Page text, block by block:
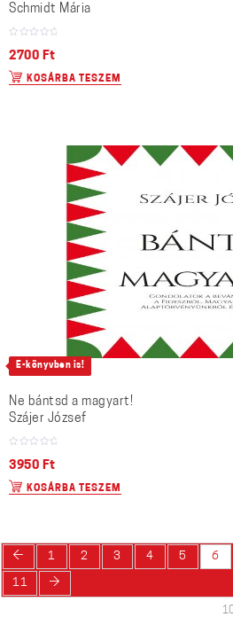
Schmidt Mária
2700 Ft
KOSÁRBA TESZEM
E-könyvben is!
Ne bántsd a magyart!
Szájer József
3950 Ft
KOSÁRBA TESZEM
← 1 2 3 4 5 6
11 →